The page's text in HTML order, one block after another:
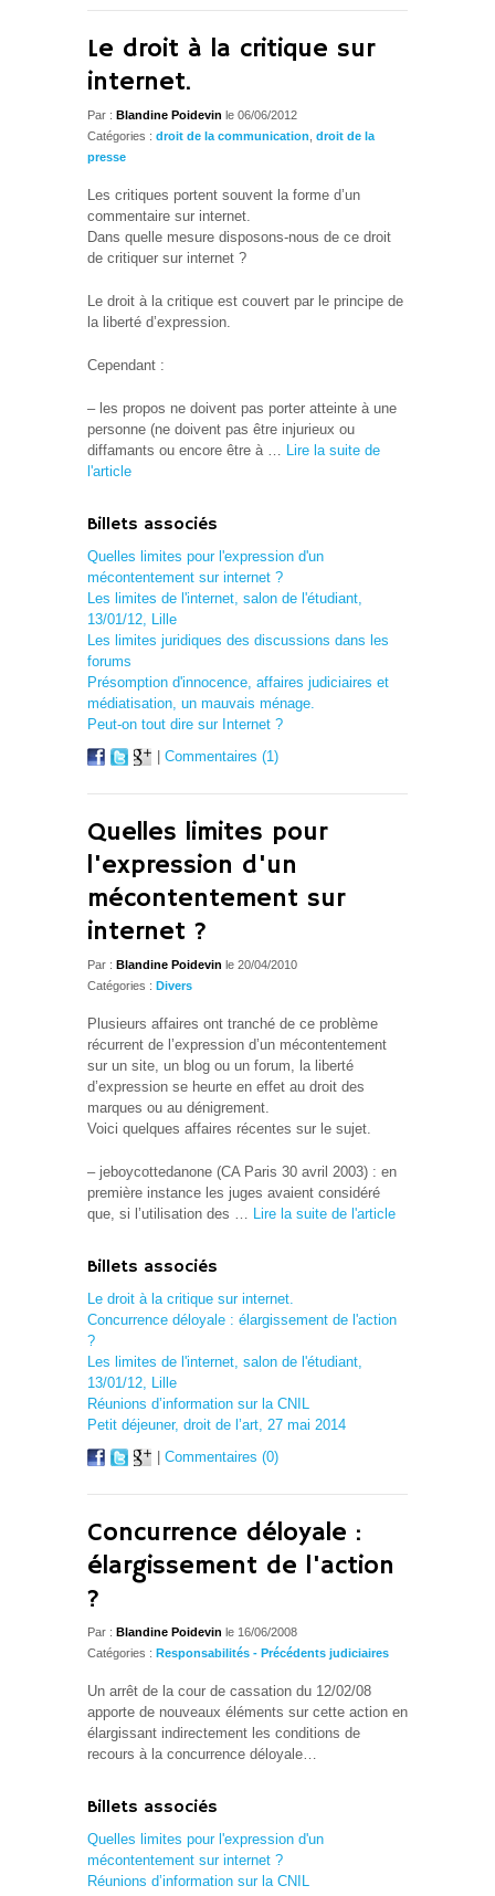
Le droit à la critique sur
internet.
Par : Blandine Poidevin le 06/06/2012
Catégories : droit de la communication droit de la
presse
Les critiques portent souvent la forme d’un
commentaire sur internet.
Dans quelle mesure disposons-nous de ce droit
de critiquer sur internet ?
Le droit à la critique est couvert par le principe de
la liberté d’expression.
Cependant :
– les propos ne doivent pas porter atteinte à une
personne (ne doivent pas être injurieux ou
diffamants ou encore être à … Lire la suite de
l'article
Billets associés
Quelles limites pour l'expression d'un
mécontentement sur internet ?
Les limites de l'internet, salon de l'étudiant,
13/01/12, Lille
Les limites juridiques des discussions dans les
forums
Présomption d'innocence, affaires judiciaires et
médiatisation, un mauvais ménage.
Peut-on tout dire sur Internet ?
Commentaires (1)
Quelles limites pour
l'expression d'un
mécontentement sur
internet ?
Par : Blandine Poidevin le 20/04/2010
Catégories : Divers
Plusieurs affaires ont tranché de ce problème
récurrent de l’expression d’un mécontentement
sur un site, un blog ou un forum, la liberté
d’expression se heurte en effet au droit des
marques ou au dénigrement.
Voici quelques affaires récentes sur le sujet.
– jeboycottedanone (CA Paris 30 avril 2003) : en
première instance les juges avaient considéré
que, si l’utilisation des … Lire la suite de l'article
Billets associés
Le droit à la critique sur internet.
Concurrence déloyale : élargissement de l'action
?
Les limites de l'internet, salon de l'étudiant,
13/01/12, Lille
Réunions d’information sur la CNIL
Petit déjeuner, droit de l’art, 27 mai 2014
Commentaires (0)
Concurrence déloyale :
élargissement de l'action
?
Par : Blandine Poidevin le 16/06/2008
Catégories : Responsabilités - Précédents judiciaires
Un arrêt de la cour de cassation du 12/02/08
apporte de nouveaux éléments sur cette action en
élargissant indirectement les conditions de
recours à la concurrence déloyale…
Billets associés
Quelles limites pour l'expression d'un
mécontentement sur internet ?
Réunions d’information sur la CNIL